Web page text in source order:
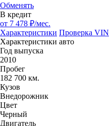
Обменять
В кредит
от 7 478 ₽/мес.
Характеристики Проверка VIN
Характеристики авто
Год выпуска
2010
Пробег
182 700 км.
Кузов
Внедорожник
Цвет
Черный
Двигатель